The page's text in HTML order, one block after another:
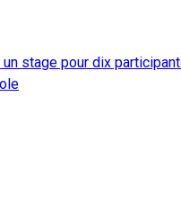
un stage pour dix